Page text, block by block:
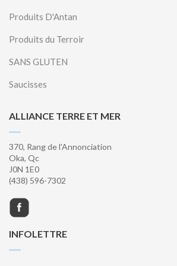
Produits D'Antan
Produits du Terroir
SANS GLUTEN
Saucisses
ALLIANCE TERRE ET MER
370, Rang de l'Annonciation
Oka, Qc
J0N 1E0
(438) 596-7302
INFOLETTRE